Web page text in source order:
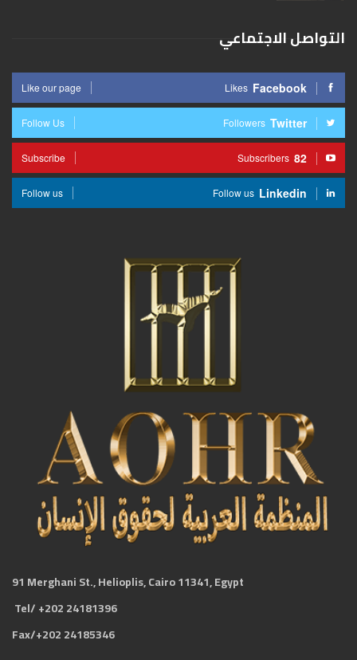
التواصل الاجتماعي
Facebook
Likes
Like our page
Twitter
Followers
Follow Us
82
Subscribers
Subscribe
Linkedin
Follow us
Follow us
91 Merghani St., Helioplis, Cairo 11341, Egypt
Tel/ +202 24181396
Fax/+202 24185346